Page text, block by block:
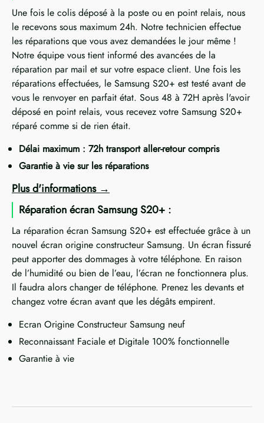
Une fois le colis déposé à la poste ou en point relais, nous
le recevons sous maximum 24h. Notre technicien effectue
les réparations que vous avez demandées le jour même !
Notre équipe vous tient informé des avancées de la
réparation par mail et sur votre espace client. Une fois les
réparations effectuées, le Samsung S20+ est testé avant de
vous le renvoyer en parfait état. Sous 48 à 72H après l'avoir
déposé en point relais, vous recevez votre Samsung S20+
réparé comme si de rien était.
Délai maximum : 72h transport aller-retour compris
Garantie à vie sur les réparations
Plus d'informations
Réparation écran Samsung S20+ :
La réparation écran Samsung S20+ est effectuée grâce à un
nouvel écran origine constructeur Samsung. Un écran fissuré
peut apporter des dommages à votre téléphone. En raison
de l’humidité ou bien de l’eau, l’écran ne fonctionnera plus.
Il faudra alors changer de téléphone. Prenez les devants et
changez votre écran avant que les dégâts empirent.
Ecran Origine Constructeur Samsung neuf
Reconnaissant Faciale et Digitale 100% fonctionnelle
Garantie à vie